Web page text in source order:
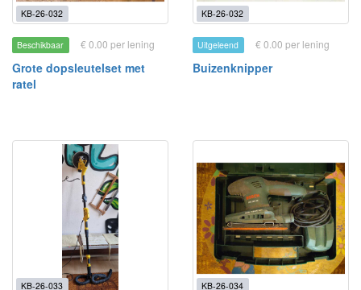
KB-26-032
Beschikbaar € 0.00 per lening
Grote dopsleutelset met
ratel
KB-26-032
Uitgeleend € 0.00 per lening
Buizenknipper
KB-26-033 KB-26-034